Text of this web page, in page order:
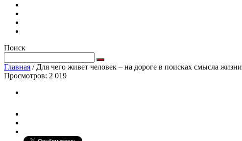
Поиск
Главная / Для чего живет человек – на дороге в поисках смысла жизни
Просмотров: 2 019